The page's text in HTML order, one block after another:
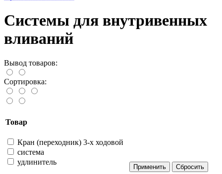
Системы для внутривенных
вливаний
Вывод товаров:
Сортировка:
Товар
Кран (переходник) 3-х ходовой
система
удлинитель